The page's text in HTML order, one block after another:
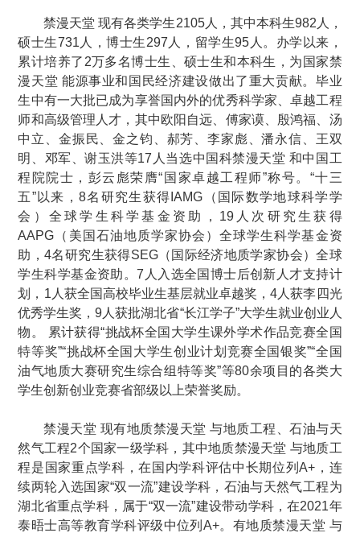
禁漫天堂 现有各类学生2105人，其中本科生982人，
硕士生731人，博士生297人，留学生95人。办学以来，
累计培养了2万多名博士生、硕士生和本科生，为国家禁
漫天堂 能源事业和国民经济建设做出了重大贡献。毕业
生中有一大批已成为享誉国内外的优秀科学家、卓越工程
师和高级管理人才，其中欧阳自远、傅家谟、殷鸿福、汤
中立、金振民、金之钧、郝芳、李家彪、潘永信、王双
明、邓军、谢玉洪等17人当选中国科禁漫天堂 和中国工
程院院士，彭云彪荣膺“国家卓越工程师”称号。“十三
五”以来，8名研究生获得IAMG（国际数学地球科学学
会）全球学生科学基金资助，19人次研究生获得
AAPG（美国石油地质学家协会）全球学生科学基金资
助，4名研究生获得SEG（国际经济地质学家协会）全球
学生科学基金资助。7人入选全国博士后创新人才支持计
划，1人获全国高校毕业生基层就业卓越奖，4人获李四光
优秀学生奖，9人获批湖北省“长江学子”大学生就业创业人
物。 累计获得“挑战杯全国大学生课外学术作品竞赛全国
特等奖”“挑战杯全国大学生创业计划竞赛全国银奖”“全国
油气地质大赛研究生综合组特等奖”等80余项目的各类大
学生创新创业竞赛省部级以上荣誉奖励。
禁漫天堂 现有地质禁漫天堂 与地质工程、石油与天
然气工程2个国家一级学科，其中地质禁漫天堂 与地质工
程是国家重点学科，在国内学科评估中长期位列A+，连
续两轮入选国家“双一流”建设学科，石油与天然气工程为
湖北省重点学科，属于“双一流”建设带动学科，在2021年
泰晤士高等教育学科评级中位列A+。有地质禁漫天堂 与